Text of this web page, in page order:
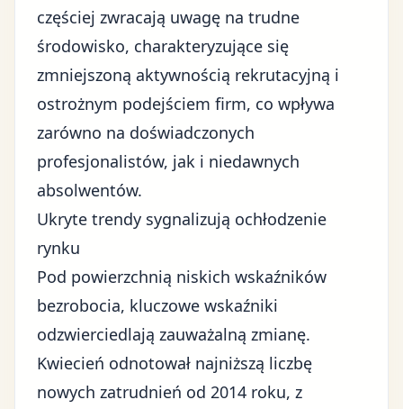
częściej zwracają uwagę na trudne
środowisko, charakteryzujące się
zmniejszoną aktywnością rekrutacyjną i
ostrożnym podejściem firm, co wpływa
zarówno na doświadczonych
profesjonalistów, jak i niedawnych
absolwentów.
Ukryte trendy sygnalizują ochłodzenie
rynku
Pod powierzchnią niskich wskaźników
bezrobocia, kluczowe wskaźniki
odzwierciedlają zauważalną zmianę.
Kwiecień odnotował najniższą liczbę
nowych zatrudnień od 2014 roku, z